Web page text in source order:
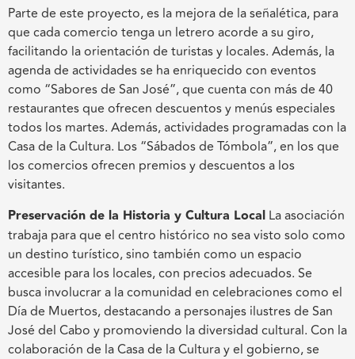
Parte de este proyecto, es la mejora de la señalética, para
que cada comercio tenga un letrero acorde a su giro,
facilitando la orientación de turistas y locales. Además, la
agenda de actividades se ha enriquecido con eventos
como “Sabores de San José”, que cuenta con más de 40
restaurantes que ofrecen descuentos y menús especiales
todos los martes. Además, actividades programadas con la
Casa de la Cultura. Los “Sábados de Tómbola”, en los que
los comercios ofrecen premios y descuentos a los
visitantes.
Preservación de la Historia y Cultura Local La asociación
trabaja para que el centro histórico no sea visto solo como
un destino turístico, sino también como un espacio
accesible para los locales, con precios adecuados. Se
busca involucrar a la comunidad en celebraciones como el
Día de Muertos, destacando a personajes ilustres de San
José del Cabo y promoviendo la diversidad cultural. Con la
colaboración de la Casa de la Cultura y el gobierno, se